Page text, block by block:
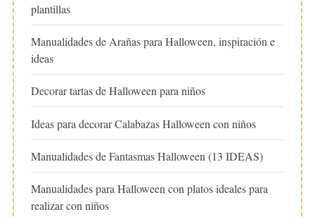
plantillas
Manualidades de Arañas para Halloween, inspiración e
ideas
Decorar tartas de Halloween para niños
Ideas para decorar Calabazas Halloween con niños
Manualidades de Fantasmas Halloween (13 IDEAS)
Manualidades para Halloween con platos ideales para
realizar con niños